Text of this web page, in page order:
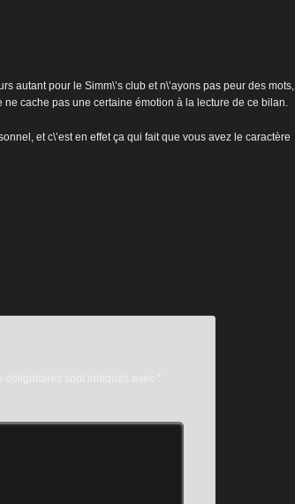
autant pour le Simm\’s club et n\’ayons pas peur des mots,
ne cache pas une certaine émotion à la lecture de ce bilan.
et c\’est en effet ça qui fait que vous avez le caractère